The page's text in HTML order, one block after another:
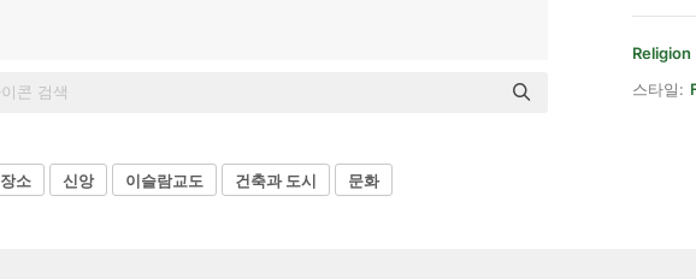
Religion
스타일:
장소 신앙 이슬람교도 건축과 도시 문화